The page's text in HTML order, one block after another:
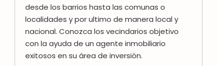
desde los barrios hasta las comunas o
localidades y por ultimo de manera local y
nacional. Conozca los vecindarios objetivo
con la ayuda de un agente inmobiliario
exitosos en su área de inversión.